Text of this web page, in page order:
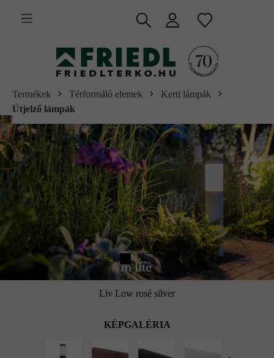
tartalomra
Termékek Térformáló elemek
Kerti lámpák
Útjelző lámpák
Liv Low rosé silver
KÉPGALÉRIA